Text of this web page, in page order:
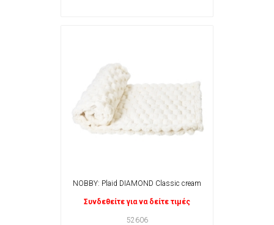
NOBBY: Plaid DIAMOND Classic cream
Συνδεθείτε για να δείτε τιμές
52606